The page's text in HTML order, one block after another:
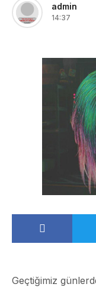
admin
14:37
Geçtiğimiz